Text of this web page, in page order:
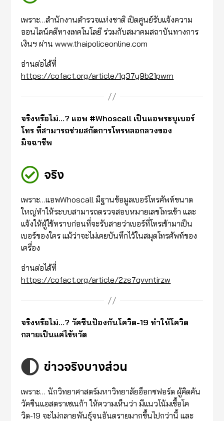
เพราะ…สำนักงานตำรวจแห่งชาติ เปิดศูนย์รับแจ้งความ
ออนไลน์คดีทางเทคโนโลยี ร่วมกับสมาคมสถาบันทางการ
เงินฯ ผ่าน www.thaipoliceonline.com
อ่านต่อได้ที่
https://cofact.org/article/1g37y9b21pwrn
จริงหรือไม่…? แอพ #Whoscall เป็นแอพระบุเบอร์
โทร ที่สามารถช่วยสกัดการโทรหลอกลวงของ
มิจฉาชีพ
จริง
เพราะ…แอพWhoscall มีฐานข้อมูลเบอร์โทรศัพท์ขนาด
ใหญ่ทำให้ระบบสามารถตรวจสอบหมายเลขโทรเข้า และ
แจ้งให้ผู้ใช้ทราบก่อนที่จะรับสายว่าเบอร์ที่โทรเข้ามาเป็น
เบอร์ของใคร แม้ว่าจะไม่เคยบันทึกไว้ในสมุดโทรศัพท์ของ
เครื่อง
อ่านต่อได้ที่
https://cofact.org/article/2zs7qvvntirzw
จริงหรือไม่…? วัคซีนป้องกันโควิด-19 ทำให้โควิด
กลายเป็นแค่ไข้หวัด
ข่าวจริงบางส่วน
เพราะ… นักวิทยาศาสตร์มหาวิทยาลัยอ็อกซฟอร์ด ผู้คิดค้น
วัคซีนแอสตราเซเนก้า ให้ความเห็นว่า มีแนวโน้มเชื้อโค
วิด-19 จะไม่กลายพันธุ์จนอันตรายมากขึ้นไปกว่านี้ และ